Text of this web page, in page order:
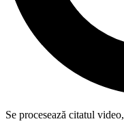
Se procesează citatul video,